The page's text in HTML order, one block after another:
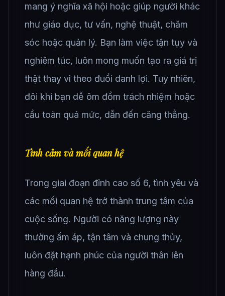
mang ý nghĩa xã hội hoặc giúp người khác
như giáo dục, tư vấn, nghệ thuật, chăm
sóc hoặc quản lý. Bạn làm việc tận tụy và
nghiêm túc, luôn mong muốn tạo ra giá trị
thật thay vì theo đuổi danh lợi. Tuy nhiên,
đôi khi bạn dễ ôm đồm trách nhiệm hoặc
cầu toàn quá mức, dẫn đến căng thẳng.
Tình cảm và mối quan hệ
Trong giai đoạn đỉnh cao số 6, tình yêu và
các mối quan hệ trở thành trung tâm của
cuộc sống. Người có năng lượng này
thường ấm áp, tận tâm và chung thủy,
luôn đặt hạnh phúc của người thân lên
hàng đầu.